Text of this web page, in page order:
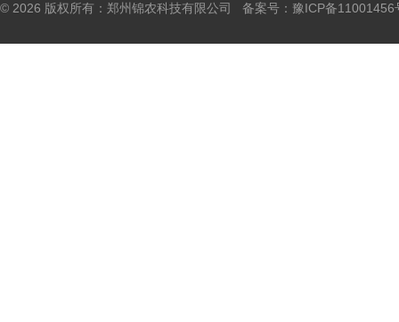
© 2026 版权所有：郑州锦农科技有限公司 备案号： 豫ICP备11001456